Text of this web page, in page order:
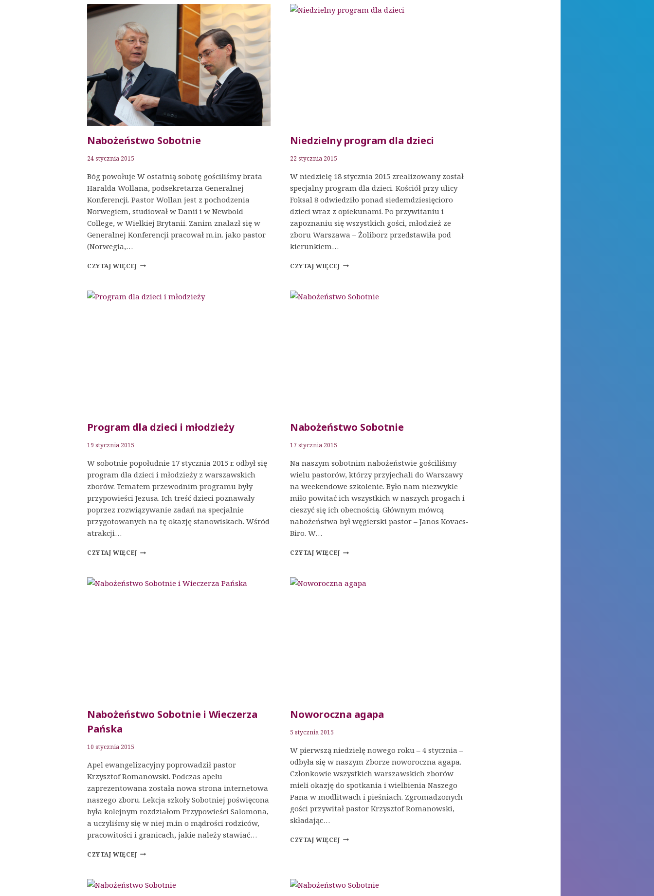
Nabożeństwo Sobotnie
24 stycznia 2015
Bóg powołuje W ostatnią sobotę gościliśmy brata
Haralda Wollana, podsekretarza Generalnej
Konferencji. Pastor Wollan jest z pochodzenia
Norwegiem, studiował w Danii i w Newbold
College, w Wielkiej Brytanii. Zanim znalazł się w
Generalnej Konferencji pracował m.in. jako pastor
(Norwegia,…
CZYTAJ WIĘCEJNABOŻEŃSTWO
Niedzielny program dla dzieci
22 stycznia 2015
W niedzielę 18 stycznia 2015 zrealizowany został
specjalny program dla dzieci. Kościół przy ulicy
Foksal 8 odwiedziło ponad siedemdziesięcioro
dzieci wraz z opiekunami. Po przywitaniu i
zapoznaniu się wszystkich gości, młodzież ze
zboru Warszawa – Żoliborz przedstawiła pod
kierunkiem…
CZYTAJ WIĘCEJNIEDZIELNY
Program dla dzieci i młodzieży
19 stycznia 2015
W sobotnie popołudnie 17 stycznia 2015 r. odbył się
program dla dzieci i młodzieży z warszawskich
zborów. Tematem przewodnim programu były
przypowieści Jezusa. Ich treść dzieci poznawały
poprzez rozwiązywanie zadań na specjalnie
przygotowanych na tę okazję stanowiskach. Wśród
atrakcji…
CZYTAJ WIĘCEJPROGRAM
MŁODZIEŻY
Nabożeństwo Sobotnie
17 stycznia 2015
Na naszym sobotnim nabożeństwie gościliśmy
wielu pastorów, którzy przyjechali do Warszawy
na weekendowe szkolenie. Było nam niezwykle
miło powitać ich wszystkich w naszych progach i
cieszyć się ich obecnością. Głównym mówcą
nabożeństwa był węgierski pastor – Janos Kovacs-
Biro. W…
CZYTAJ WIĘCEJNABOŻEŃSTWO
Nabożeństwo Sobotnie i Wieczerza
Pańska
10 stycznia 2015
Apel ewangelizacyjny poprowadził pastor
Krzysztof Romanowski. Podczas apelu
zaprezentowana została nowa strona internetowa
naszego zboru. Lekcja szkoły Sobotniej poświęcona
była kolejnym rozdziałom Przypowieści Salomona,
a uczyliśmy się w niej m.in o mądrości rodziców,
pracowitości i granicach, jakie należy stawiać…
CZYTAJ WIĘCEJNABOŻEŃSTWO
PAŃSKA
Noworoczna agapa
5 stycznia 2015
W pierwszą niedzielę nowego roku – 4 stycznia –
odbyła się w naszym Zborze noworoczna agapa.
Członkowie wszystkich warszawskich zborów
mieli okazję do spotkania i wielbienia Naszego
Pana w modlitwach i pieśniach. Zgromadzonych
gości przywitał pastor Krzysztof Romanowski,
składając…
CZYTAJ WIĘCEJNOWOROCZNA